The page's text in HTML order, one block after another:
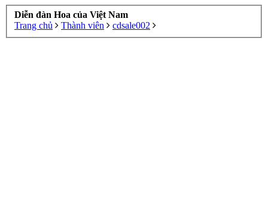
Diễn đàn Hoa của Việt Nam
Trang chủ
Thành viên cdsale002